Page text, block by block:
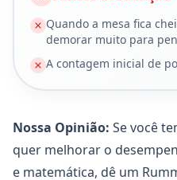
Quando a mesa fica
demorar muito para
A contagem inicial de
Nossa Opinião: Se você
quer melhorar o
e matemática, dê um